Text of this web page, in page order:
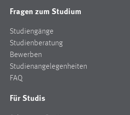
Fragen zum Studium
Studiengänge
Studienberatung
Bewerben
Studienangelegenheiten
FAQ
Für Studis